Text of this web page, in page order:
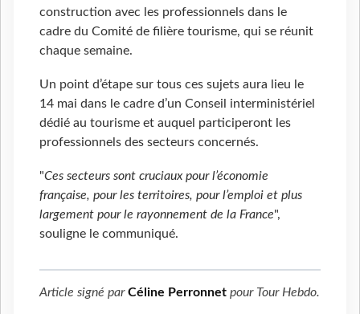
construction avec les professionnels dans le
cadre du Comité de filière tourisme, qui se réunit
chaque semaine.
Un point d’étape sur tous ces sujets aura lieu le
14 mai dans le cadre d’un Conseil interministériel
dédié au tourisme et auquel participeront les
professionnels des secteurs concernés.
"Ces secteurs sont cruciaux pour l’économie
française, pour les territoires, pour l’emploi et plus
largement pour le rayonnement de la France",
souligne le communiqué.
Article signé parCéline Perronnet pour Tour Hebdo.